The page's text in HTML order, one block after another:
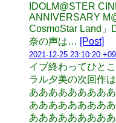
IDOLM@STER
ANNIVERSARY
CosmoStar Land」
奈の声は… [Post]
2021-12-25 23:10:20
イブ終わってひ
ラル夕美の次回作
ああああああああ
ああああああああ
ああああああああ